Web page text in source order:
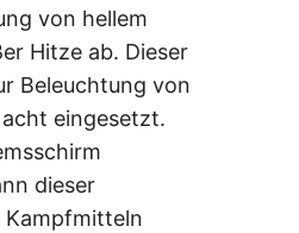
von hellem
Hitze ab. Dieser
Beleuchtung von
eingesetzt.
dieser
Kampfmitteln